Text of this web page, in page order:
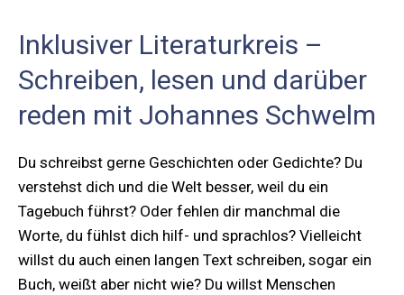
Inklusiver Literaturkreis –
Schreiben, lesen und darüber
reden mit Johannes Schwelm
Du schreibst gerne Geschichten oder Gedichte? Du
verstehst dich und die Welt besser, weil du ein
Tagebuch führst? Oder fehlen dir manchmal die
Worte, du fühlst dich hilf- und sprachlos? Vielleicht
willst du auch einen langen Text schreiben, sogar ein
Buch, weißt aber nicht wie? Du willst Menschen